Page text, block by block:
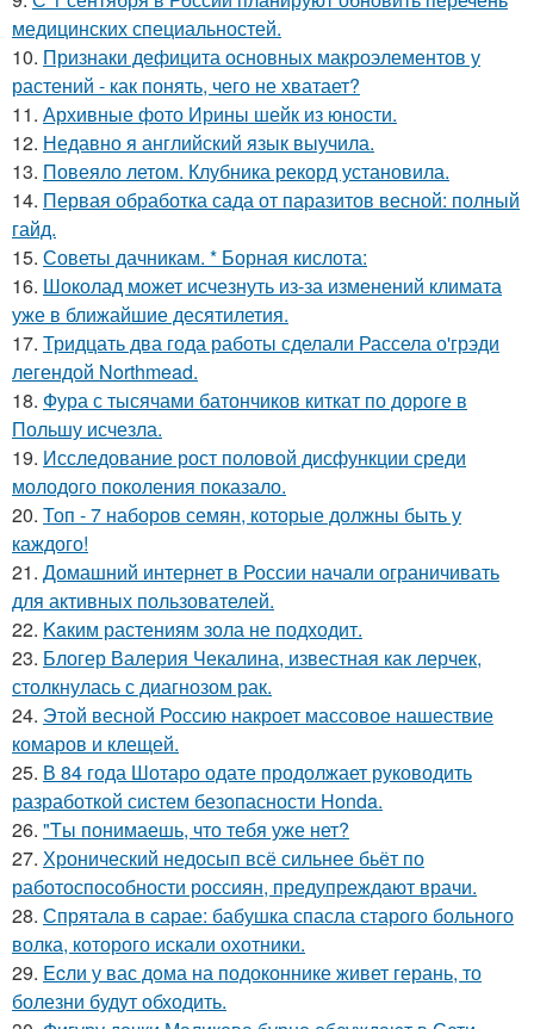
медицинских специальностей.
10. Признаки дефицита основных макроэлементов у
растений - как понять, чего не хватает?
11. Архивные фото Ирины шейк из юности.
12. Недавно я английский язык выучила.
13. Повеяло летом. Клубника рекорд установила.
14. Первая обработка сада от паразитов весной: полный
гайд.
15. Советы дачникам. * Борная кислота:
16. Шоколад может исчезнуть из-за изменений климата
уже в ближайшие десятилетия.
17. Тридцать два года работы сделали Рассела о'грэди
легендой Northmead.
18. Фура с тысячами батончиков киткат по дороге в
Польшу исчезла.
19. Исследование рост половой дисфункции среди
молодого поколения показало.
20. Топ - 7 наборов семян, которые должны быть у
каждого!
21. Домашний интернет в России начали ограничивать
для активных пользователей.
22. Kaким растениям зола не подходит.
23. Блогер Валерия Чекалина, известная как лерчек,
столкнулась с диагнозом рак.
24. Этой весной Россию накроет массовое нашествие
комаров и клещей.
25. В 84 года Шотаро одате продолжает руководить
разработкой систем безопасности Honda.
26. "Tы понимаешь, что тебя уже нет?
27. Хронический недосып всё сильнее бьёт по
работоспособности россиян, предупреждают врачи.
28. Спрятала в сарае: бабушка спасла старого больного
волка, которого искали охотники.
29. Ecли у вас дoма на подоконнике живет герань, то
болезни будут обходить.